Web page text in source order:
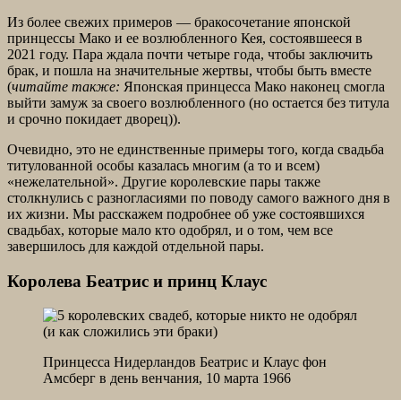
Из более свежих примеров — бракосочетание японской
принцессы Мако и ее возлюбленного Кея, состоявшееся в
2021 году. Пара ждала почти четыре года, чтобы заключить
брак, и пошла на значительные жертвы, чтобы быть вместе
(читайте также: Японская принцесса Мако наконец смогла
выйти замуж за своего возлюбленного (но остается без титула
и срочно покидает дворец)).
Очевидно, это не единственные примеры того, когда свадьба
титулованной особы казалась многим (а то и всем)
«нежелательной». Другие королевские пары также
столкнулись с разногласиями по поводу самого важного дня в
их жизни. Мы расскажем подробнее об уже состоявшихся
свадьбах, которые мало кто одобрял, и о том, чем все
завершилось для каждой отдельной пары.
Королева Беатрис и принц Клаус
Принцесса Нидерландов Беатрис и Клаус фон
Амсберг в день венчания, 10 марта 1966